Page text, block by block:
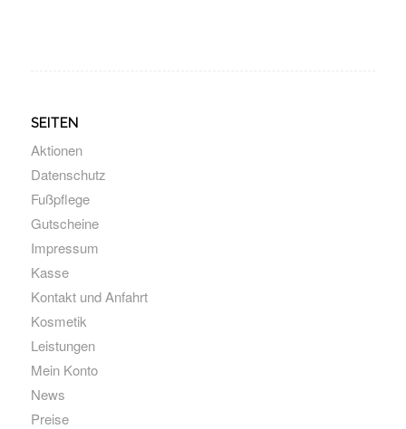
SEITEN
Aktionen
Datenschutz
Fußpflege
Gutscheine
Impressum
Kasse
Kontakt und Anfahrt
Kosmetik
Leistungen
Mein Konto
News
Preise